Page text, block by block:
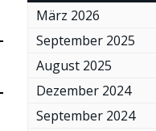
März 2026
September 2025
August 2025
Dezember 2024
September 2024